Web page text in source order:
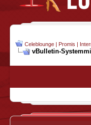
Celeblounge | Promis |
vBulletin-